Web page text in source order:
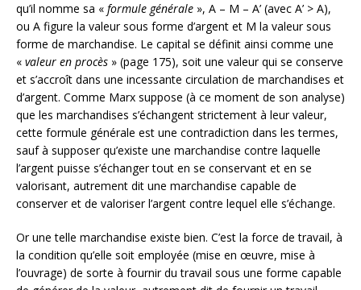
qu’il nomme sa « formule générale », A – M – A’ (avec A’ > A),
ou A figure la valeur sous forme d’argent et M la valeur sous
forme de marchandise. Le capital se définit ainsi comme une
« valeur en procès » (page 175), soit une valeur qui se conserve
et s’accroît dans une incessante circulation de marchandises et
d’argent. Comme Marx suppose (à ce moment de son analyse)
que les marchandises s’échangent strictement à leur valeur,
cette formule générale est une contradiction dans les termes,
sauf à supposer qu’existe une marchandise contre laquelle
l’argent puisse s’échanger tout en se conservant et en se
valorisant, autrement dit une marchandise capable de
conserver et de valoriser l’argent contre lequel elle s’échange.
Or une telle marchandise existe bien. C’est la force de travail, à
la condition qu’elle soit employée (mise en œuvre, mise à
l’ouvrage) de sorte à fournir du travail sous une forme capable